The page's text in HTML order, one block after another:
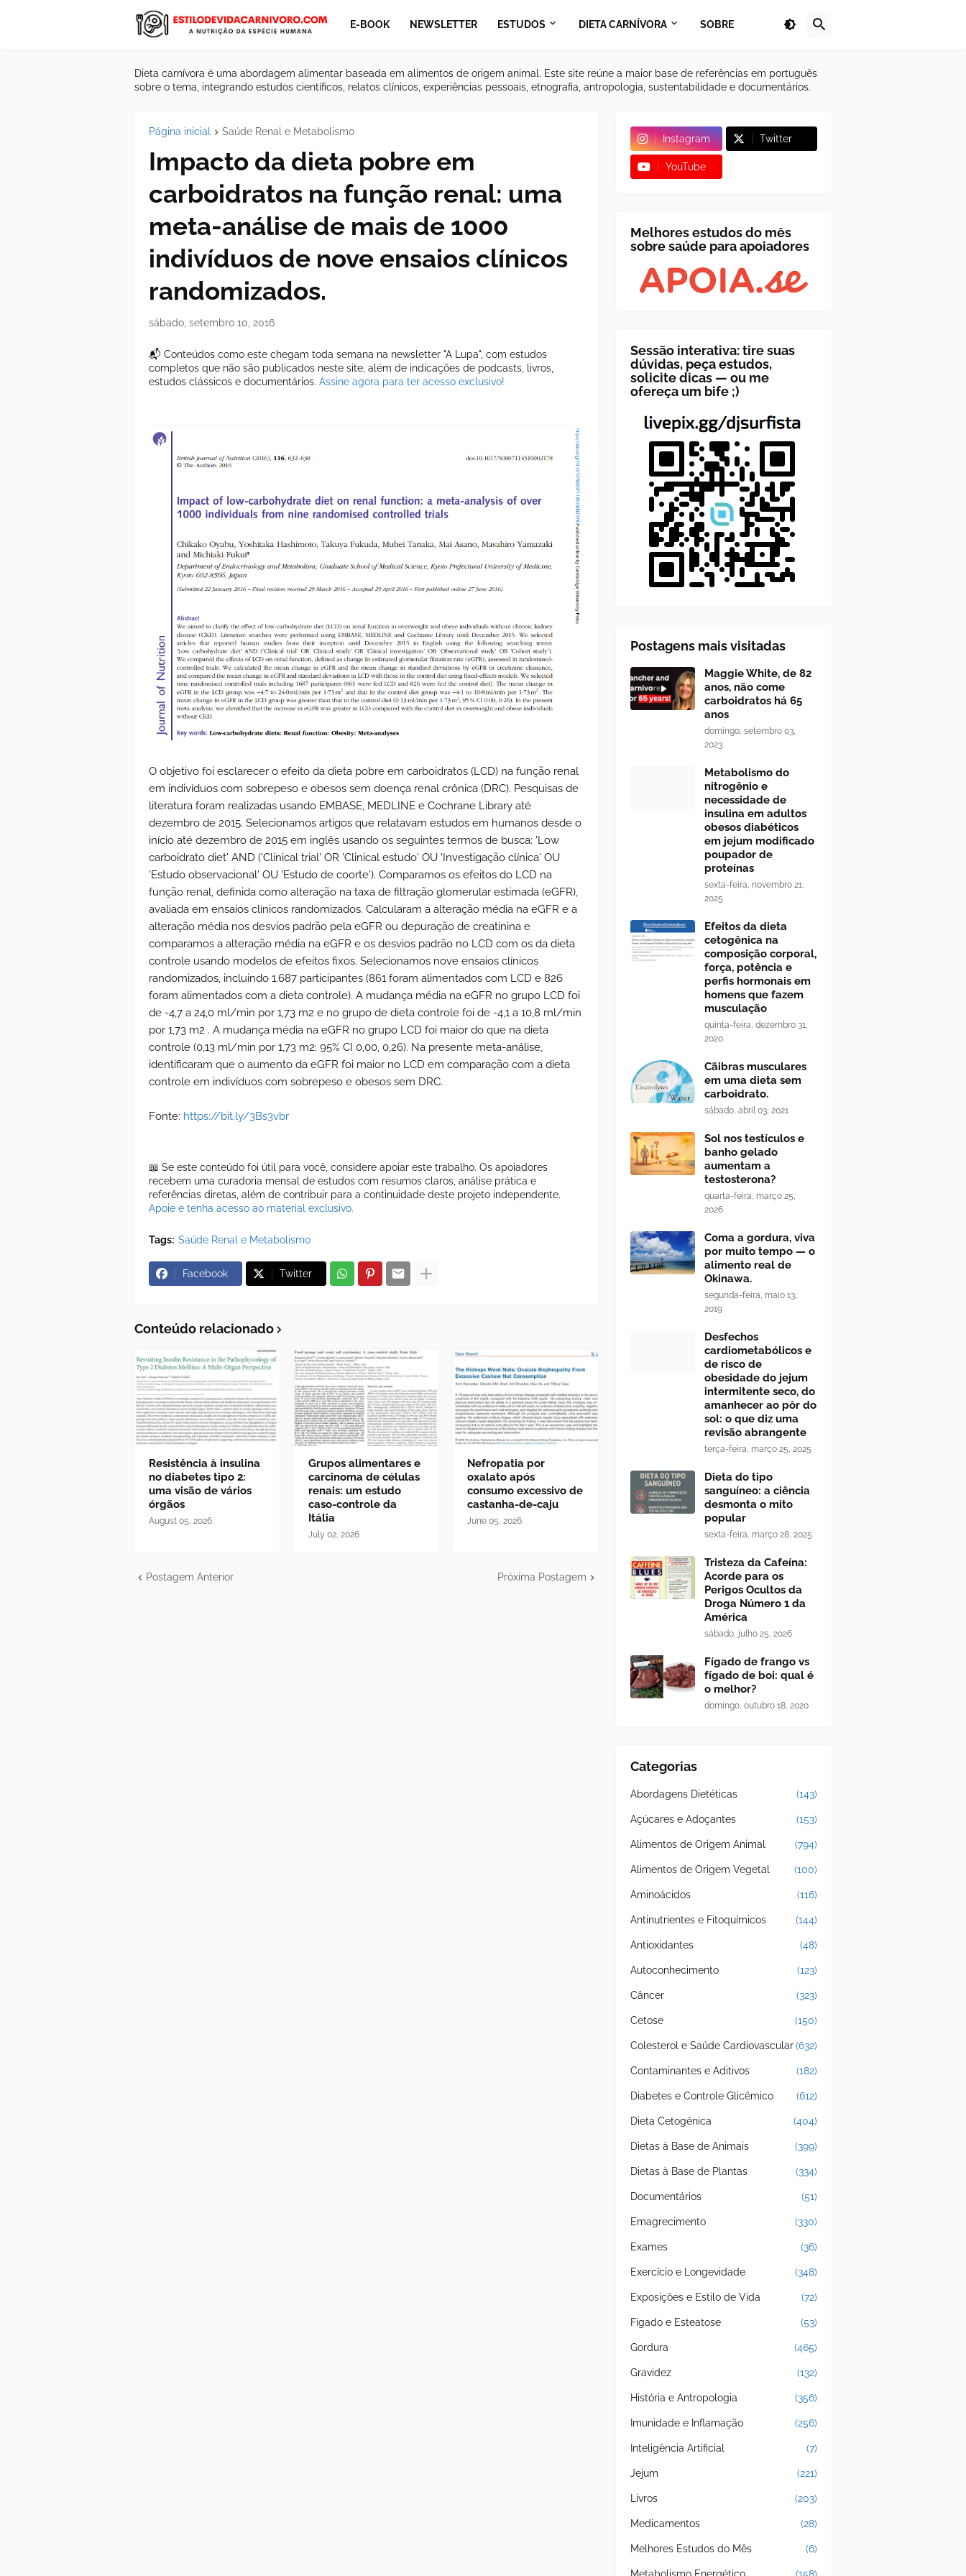
E-BOOK NEWSLETTER ESTUDOS DIETA CARNÍVORA SOBRE
Dieta carnívora é uma abordagem alimentar baseada em alimentos de origem animal. Este site reúne a maior base de referências em português
sobre o tema, integrando estudos científicos, relatos clínicos, experiências pessoais, etnografia, antropologia, sustentabilidade e documentários.
Página inicial Saúde Renal e Metabolismo
Impacto da dieta pobre em
carboidratos na função renal: uma
meta-análise de mais de 1000
indivíduos de nove ensaios clínicos
randomizados.
sábado, setembro 10, 2016
📬 Conteúdos como este chegam toda semana na newsletter "A Lupa", com estudos
completos que não são publicados neste site, além de indicações de podcasts, livros,
estudos clássicos e documentários. Assine agora para ter acesso exclusivo!
O objetivo foi esclarecer o efeito da dieta pobre em carboidratos (LCD) na função renal
em indivíduos com sobrepeso e obesos sem doença renal crônica (DRC). Pesquisas de
literatura foram realizadas usando EMBASE, MEDLINE e Cochrane Library até
dezembro de 2015. Selecionamos artigos que relatavam estudos em humanos desde o
início até dezembro de 2015 em inglês usando os seguintes termos de busca: 'Low
carboidrato diet' AND ('Clinical trial' OR 'Clinical estudo' OU 'Investigação clínica' OU
'Estudo observacional' OU 'Estudo de coorte'). Comparamos os efeitos do LCD na
função renal, definida como alteração na taxa de filtração glomerular estimada (eGFR),
avaliada em ensaios clínicos randomizados. Calcularam a alteração média na eGFR e a
alteração média nos desvios padrão pela eGFR ou depuração de creatinina e
comparamos a alteração média na eGFR e os desvios padrão no LCD com os da dieta
controle usando modelos de efeitos fixos. Selecionamos nove ensaios clínicos
randomizados, incluindo 1.687 participantes (861 foram alimentados com LCD e 826
foram alimentados com a dieta controle). A mudança média na eGFR no grupo LCD foi
de -4,7 a 24,0 ml/min por 1,73 m2 e no grupo de dieta controle foi de -4,1 a 10,8 ml/min
por 1,73 m2 . A mudança média na eGFR no grupo LCD foi maior do que na dieta
controle (0,13 ml/min por 1,73 m2; 95% CI 0,00, 0,26). Na presente meta-análise,
identificaram que o aumento da eGFR foi maior no LCD em comparação com a dieta
controle em indivíduos com sobrepeso e obesos sem DRC.
Fonte: https://bit.ly/3Bs3vbr
📖 Se este conteúdo foi útil para você, considere apoiar este trabalho. Os apoiadores
recebem uma curadoria mensal de estudos com resumos claros, análise prática e
referências diretas, além de contribuir para a continuidade deste projeto independente.
Apoie e tenha acesso ao material exclusivo.
Tags: Saúde Renal e Metabolismo
Facebook Twitter
Conteúdo relacionado
Resistência à insulina
no diabetes tipo 2:
uma visão de vários
órgãos
August 05, 2026
Grupos alimentares e
carcinoma de células
renais: um estudo
caso-controle da
Itália
July 02, 2026
Nefropatia por
oxalato após
consumo excessivo de
castanha-de-caju
June 05, 2026
Postagem Anterior Próxima Postagem
Instagram Twitter
YouTube
Melhores estudos do mês
sobre saúde para apoiadores
Sessão interativa: tire suas
dúvidas, peça estudos,
solicite dicas — ou me
ofereça um bife ;)
Postagens mais visitadas
Maggie White, de 82
anos, não come
carboidratos há 65
anos
domingo, setembro 03,
2023
Metabolismo do
nitrogênio e
necessidade de
insulina em adultos
obesos diabéticos
em jejum modificado
poupador de
proteínas
sexta-feira, novembro 21,
2025
Efeitos da dieta
cetogênica na
composição corporal,
força, potência e
perfis hormonais em
homens que fazem
musculação
quinta-feira, dezembro 31,
2020
Cãibras musculares
em uma dieta sem
carboidrato.
sábado, abril 03, 2021
Sol nos testículos e
banho gelado
aumentam a
testosterona?
quarta-feira, março 25,
2026
Coma a gordura, viva
por muito tempo — o
alimento real de
Okinawa.
segunda-feira, maio 13,
2019
Desfechos
cardiometabólicos e
de risco de
obesidade do jejum
intermitente seco, do
amanhecer ao pôr do
sol: o que diz uma
revisão abrangente
terça-feira, março 25, 2025
Dieta do tipo
sanguíneo: a ciência
desmonta o mito
popular
sexta-feira, março 28, 2025
Tristeza da Cafeína:
Acorde para os
Perigos Ocultos da
Droga Número 1 da
América
sábado, julho 25, 2026
Fígado de frango vs
fígado de boi: qual é
o melhor?
domingo, outubro 18, 2020
Categorias
Abordagens Dietéticas (143)
Açúcares e Adoçantes (153)
Alimentos de Origem Animal (794)
Alimentos de Origem Vegetal (100)
Aminoácidos (116)
Antinutrientes e Fitoquímicos (144)
Antioxidantes (48)
Autoconhecimento (123)
Câncer (323)
Cetose (150)
Colesterol e Saúde Cardiovascular(632)
Contaminantes e Aditivos (182)
Diabetes e Controle Glicêmico (612)
Dieta Cetogênica (404)
Dietas à Base de Animais (399)
Dietas à Base de Plantas (334)
Documentários (51)
Emagrecimento (330)
Exames (36)
Exercício e Longevidade (348)
Exposições e Estilo de Vida (72)
Fígado e Esteatose (53)
Gordura (465)
Gravidez (132)
História e Antropologia (356)
Imunidade e Inflamação (256)
Inteligência Artificial (7)
Jejum (221)
Livros (203)
Medicamentos (28)
Melhores Estudos do Mês (6)